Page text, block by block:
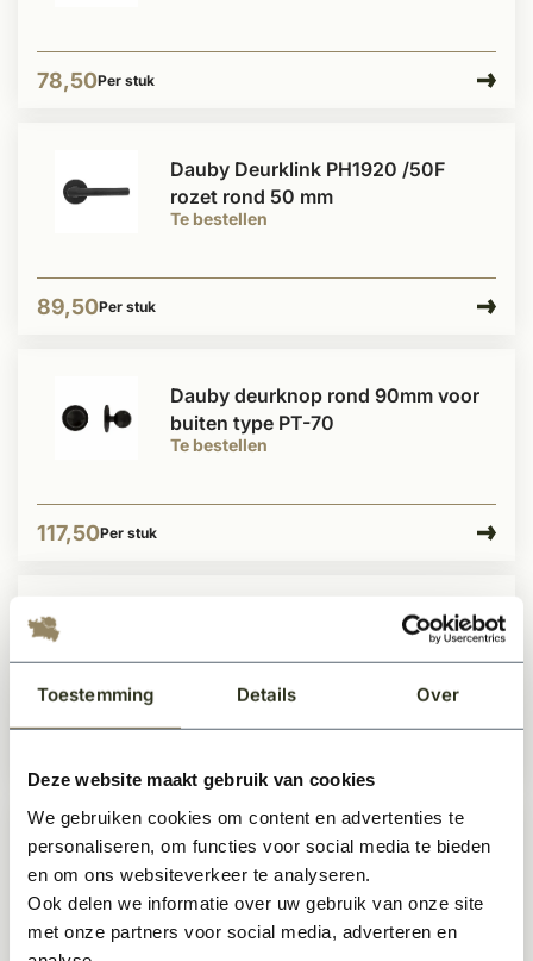
Toestemming Details Over
Deze website maakt gebruik van cookies
We gebruiken cookies om content en advertenties te
personaliseren, om functies voor social media te bieden
en om ons websiteverkeer te analyseren.
Ook delen we informatie over uw gebruik van onze site
met onze partners voor social media, adverteren en
78,50Per stuk
Te bestellen
Dauby Deurklink PH1920 /50F
rozet rond 50 mm
89,50Per stuk
Te bestellen
Dauby deurknop rond 90mm voor
buiten type PT-70
117,50Per stuk
Dauby Deurklink (set van 2) L-klink
Te bestellen
Dauby Deurklink (set van 2) T-klink
type 2017 rozet 50 mm rond